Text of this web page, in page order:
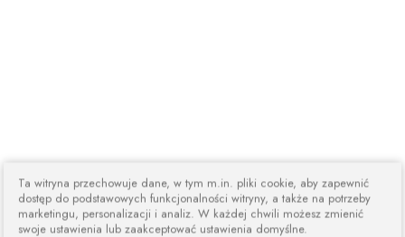
Ta witryna przechowuje dane, w tym m.in. pliki cookie, aby zapewnić
dostęp do podstawowych funkcjonalności witryny, a także na potrzeby
marketingu, personalizacji i analiz. W każdej chwili możesz zmienić
swoje ustawienia lub zaakceptować ustawienia domyślne.